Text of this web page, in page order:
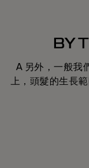
BY
A 另外，一般我
上，頭髮的生長